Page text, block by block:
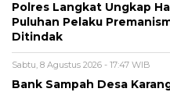
Polres Langkat Ungkap
Puluhan Pelaku
Ditindak
Sabtu, 8 Agustus 2026 - 17:47 WIB
Bank Sampah Desa